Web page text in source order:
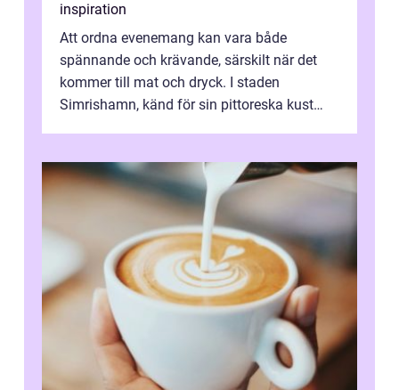
inspiration
Att ordna evenemang kan vara både
spännande och krävande, särskilt när det
kommer till mat och dryck. I staden
Simrishamn, känd för sin pittoreska kust